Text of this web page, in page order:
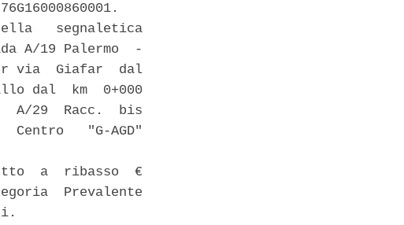
segnaletica
A/19 Palermo  -
via  Giafar  dal
dal  km  0+000
A/29  Racc.  bis
"G-AGD"
a  ribasso  €
Prevalente